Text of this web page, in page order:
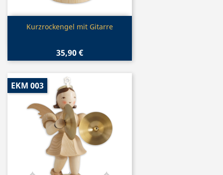
Vorschau
Kurzrockengel mit Gitarre
35,90 €
EKM 003